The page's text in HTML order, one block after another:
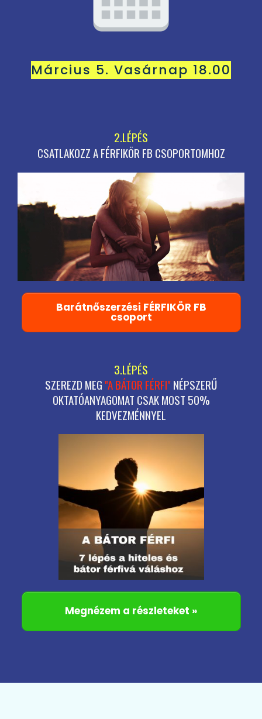
Március 5. Vasárnap 18.00
2.LÉPÉS
CSATLAKOZZ A FÉRFIKÖR FB CSOPORTOMHOZ
Barátnőszerzési FÉRFIKÖR FB
csoport
3.LÉPÉS
SZEREZD MEG "A BÁTOR FÉRFI"NÉPSZERŰ
OKTATÓANYAGOMAT CSAK MOST 50%
KEDVEZMÉNNYEL
Megnézem a részleteket »